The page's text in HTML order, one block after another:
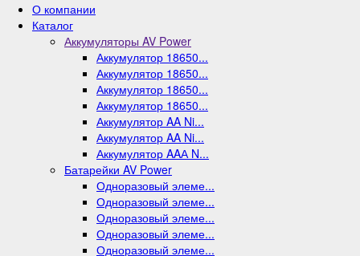
О компании
Каталог
Аккумуляторы AV Power
Аккумулятор 18650...
Аккумулятор 18650...
Аккумулятор 18650...
Аккумулятор 18650...
Аккумулятор AA Ni...
Аккумулятор AA Ni...
Аккумулятор AAА N...
Батарейки AV Power
Одноразовый элеме...
Одноразовый элеме...
Одноразовый элеме...
Одноразовый элеме...
Одноразовый элеме...